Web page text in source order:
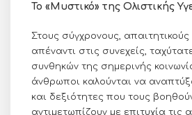
Το «Μυστικό» της Ολιστικής
Στους σύγχρονους, απαιτητικούς
απέναντι στις συνεχείς,
συνθηκών της σημερινής
άνθρωποι καλούνται να
και δεξιότητες που τους
αντιμετωπίζουν με επιτυχία τις